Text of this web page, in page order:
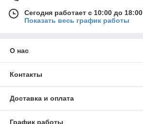
Сегодня работает с 10:00 до 18:00
Показать весь график работы
О нас
Контакты
Доставка и оплата
График работы